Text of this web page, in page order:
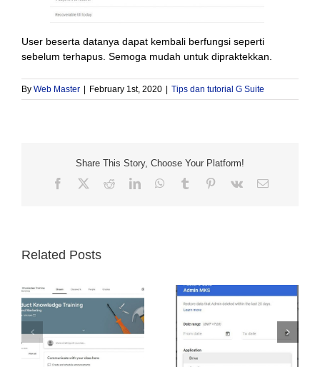
User beserta datanya dapat kembali berfungsi seperti
sebelum terhapus. Semoga mudah untuk dipraktekkan.
By Web Master February 1st, 2020 Tips dan tutorial G Suite
Share This Story, Choose Your Platform!
Facebook RedditLinkedInWhatsApp
Tumblr Pinterest
Vk Email
Related Posts
Mengembalikan Data
Email dan File yang
Terhapus
User Tidak Bisa
Merubah Foto Profil di
G Suite? Mungkin Ini